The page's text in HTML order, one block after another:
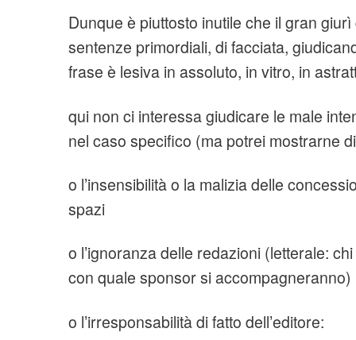
Dunque è piuttosto inutile che il gran
sentenze primordiali, di facciata,
frase è lesiva in assoluto, in vitro, in
qui non ci interessa giudicare le male
nel caso specifico (ma potrei mostrarne
o l’insensibilità o la malizia delle
spazi
o l’ignoranza delle redazioni (letterale:
con quale sponsor si accompagneranno)
o l’irresponsabilità di fatto dell’editore: